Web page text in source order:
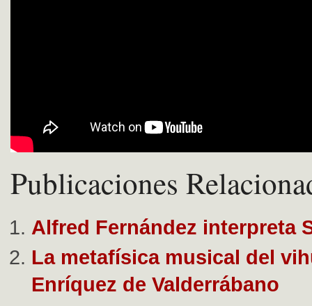
Publicaciones
Alfred Fernández interpreta
La metafísica musical del
Enríquez de Valderrábano